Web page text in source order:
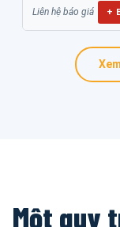
Liên hệ báo giá +
Một quy